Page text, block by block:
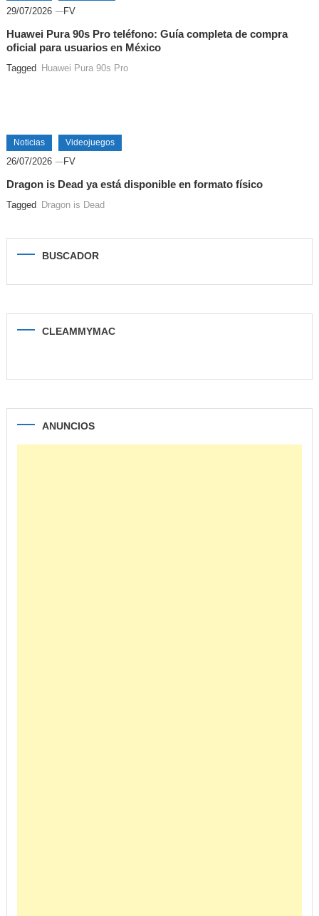
29/07/2026 FV
Huawei Pura 90s Pro teléfono: Guía completa de compra
oficial para usuarios en México
Tagged Huawei Pura 90s Pro
Noticias Videojuegos
26/07/2026 FV
Dragon is Dead ya está disponible en formato físico
Tagged Dragon is Dead
BUSCADOR
CLEAMMYMAC
ANUNCIOS